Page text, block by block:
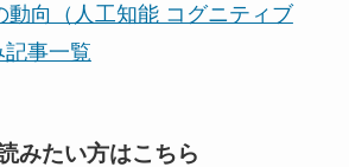
動向（人工知能 コグニティブ
事一覧
みたい方はこちら